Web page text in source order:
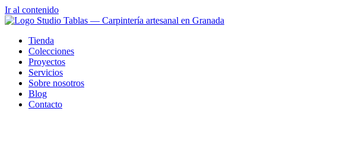
Ir al contenido
Tienda
Colecciones
Proyectos
Servicios
Sobre nosotros
Blog
Contacto